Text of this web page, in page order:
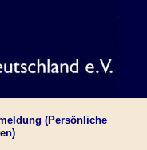
(Persönliche